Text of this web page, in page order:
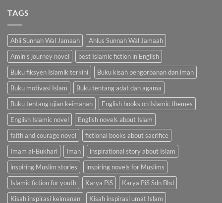
TAGS
Ahli Sunnah Wal Jamaah
Ahlus Sunnah Wal Jamaah
Amin’s journey novel
best Islamic fiction in English
Buku fiksyen Islamik terkini
Buku kisah pengorbanan dan iman
Buku motivasi Islam
Buku tentang adat dan agama
Buku tentang ujian keimanan
English books on Islamic themes
English Islamic novel
English novels about Islam
faith and courage novel
fictional books about sacrifice
Imam al-Bukhari
Iman
inspirational story about Islam
inspiring Muslim stories
inspiring novels for Muslims
Islamic fiction for youth
Karya PiS
Karya PiS Sdn Bhd
Kisah inspirasi keimanan
Kisah inspirasi umat Islam